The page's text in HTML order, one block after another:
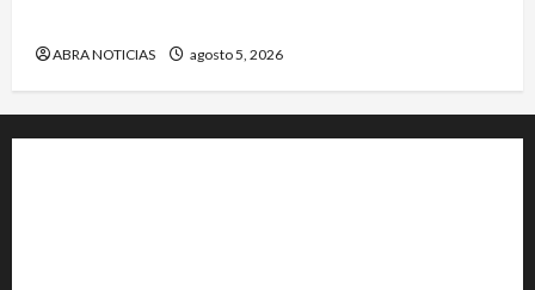
ABRA NOTICIAS agosto 5, 2026